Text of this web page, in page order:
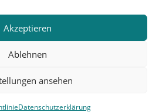
Akzeptieren
Ablehnen
ansehen
Datenschutzerklärung